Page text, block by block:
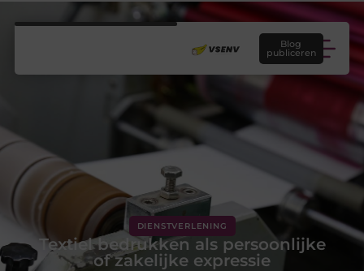
Blog
publiceren
DIENSTVERLENING
Textiel bedrukken als persoonlijke
of zakelijke expressie